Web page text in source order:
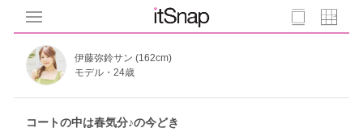
伊藤弥鈴サン (162cm)
モデル・24歳
コートの中は春気分♪の今どき